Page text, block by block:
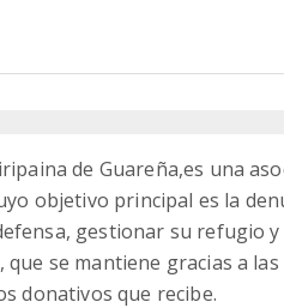
de Guareña,es una
objetivo principal es la
gestionar su refugio
se mantiene gracias a
donativos que recibe.